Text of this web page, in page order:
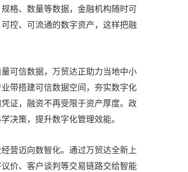
格、数量等数据，金融机构随时可
控、可流通的数字资产，这样把融
可信数据，万贸达正助力当地中小
带搭建可信数据空间，夯实数字化
证，融资不再受限于资产厚度。政
决策，提升数字化管理效能。
迈向数智化。通过万贸达全新上
价、客户谈判等交易链路交给智能